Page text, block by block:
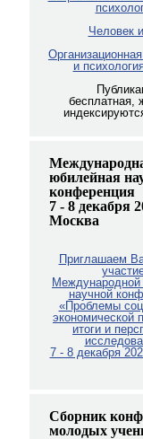
Человек
и
бесплатная,
юбилейная
конференция
7 - 8 декабря
Москва
Приглашаем
научной
«Проблемы
экономической
итоги и
7 - 8 декабря
Сборник
молодых